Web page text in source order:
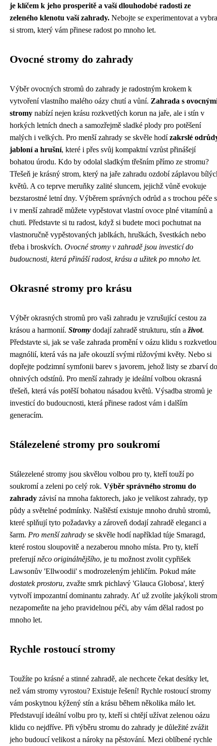
je klíčem k jeho prosperitě a vaší dlouhodobé radosti ze
zeleného klenotu vaší zahrady. Nebojte se experimentovat a
si strom, který vám přinese radost po mnoho let.
Ovocné stromy do zahrady
Výběr ovocných stromů do zahrady je radostným krokem k
vytvoření vlastního malého oázy chutí a vůní. Zahrada s
stromy nabízí nejen krásu rozkvetlých korun na jaře, ale i stín v
horkých letních dnech a samozřejmě sladké plody pro potěšení
malých i velkých. Pro menší zahrady se skvěle hodí zakrslé
jabloní a hrušní, které i přes svůj kompaktní vzrůst přinášejí
bohatou úrodu. Kdo by odolal sladkým třešním přímo ze stromu?
Třešeň je krásný strom, který na jaře zahradu ozdobí záplavou
květů. A co teprve meruňky zalité sluncem, jejichž vůně evokuje
bezstarostné letní dny. Výběrem správných odrůd a s trochou péče
i v menší zahradě můžete vypěstovat vlastní ovoce plné vitamínů a
chuti. Představte si tu radost, když si budete moci pochutnat na
vlastnoručně vypěstovaných jablkách, hruškách, švestkách nebo
třeba i broskvích. Ovocné stromy v zahradě jsou investicí do
budoucnosti, která přináší radost, krásu a užitek po mnoho let.
Okrasné stromy pro krásu
Výběr okrasných stromů pro vaši zahradu je vzrušující cestou za
krásou a harmonií. Stromy dodají zahradě strukturu, stín aživot.
Představte si, jak se vaše zahrada promění v oázu klidu s rozkvetlou
magnólií, která vás na jaře okouzlí svými růžovými květy. Nebo si
dopřejte podzimní symfonii barev s javorem, jehož listy se zbarví do
ohnivých odstínů. Pro menší zahrady je ideální volbou okrasná
třešeň, která vás potěší bohatou násadou květů. Výsadba stromů je
investicí do budoucnosti, která přinese radost vám i dalším
generacím.
Stálezelené stromy pro soukromí
Stálezelené stromy jsou skvělou volbou pro ty, kteří touží po
soukromí a zeleni po celý rok. Výběr správného stromu do
zahrady závisí na mnoha faktorech, jako je velikost zahrady, typ
půdy a světelné podmínky. Naštěstí existuje mnoho druhů stromů,
které splňují tyto požadavky a zároveň dodají zahradě eleganci a
šarm. Pro menší zahrady se skvěle hodí například túje Smaragd,
které rostou sloupovitě a nezaberou mnoho místa. Pro ty, kteří
preferují něco originálnějšího, je tu možnost zvolit cypřišek
Lawsonův 'Ellwoodii' s modrozeleným jehličím. Pokud máte
dostatek prostoru, zvažte smrk pichlavý 'Glauca Globosa', který
vytvoří impozantní dominantu zahrady. Ať už zvolíte jakýkoli
nezapomeňte na jeho pravidelnou péči, aby vám dělal radost po
mnoho let.
Rychle rostoucí stromy
Toužíte po krásné a stinné zahradě, ale nechcete čekat desítky let,
než vám stromy vyrostou? Existuje řešení! Rychle rostoucí stromy
vám poskytnou kýžený stín a krásu během několika málo let.
Představují ideální volbu pro ty, kteří si chtějí užívat zelenou oázu
klidu co nejdříve. Při výběru stromu do zahrady je důležité zvážit
jeho budoucí velikost a nároky na pěstování. Mezi oblíbené rychle